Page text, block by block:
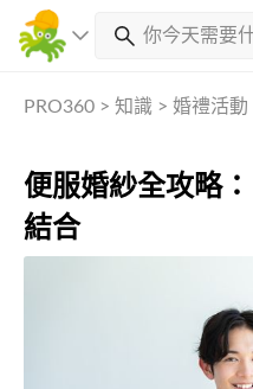
PRO360 > 知識 > 婚禮活動
便服婚紗全攻略
結合